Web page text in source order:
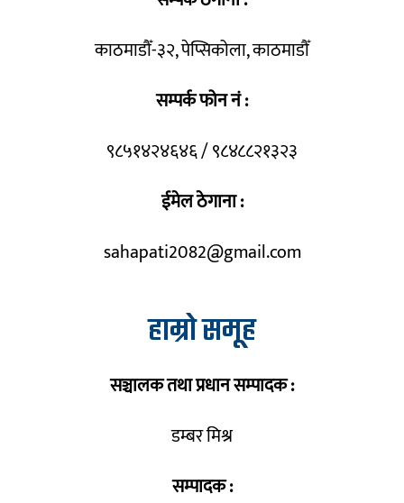
काठमाडौँ-३२, पेप्सिकोला, काठमाडौँ
सम्पर्क फोन नं :
९८५१४२४६४६ / ९८४८८२१३२३
ईमेल ठेगाना :
sahapati2082@gmail.com
हाम्रो समूह
सञ्चालक तथा प्रधान सम्पादक :
डम्बर मिश्र
सम्पादक :